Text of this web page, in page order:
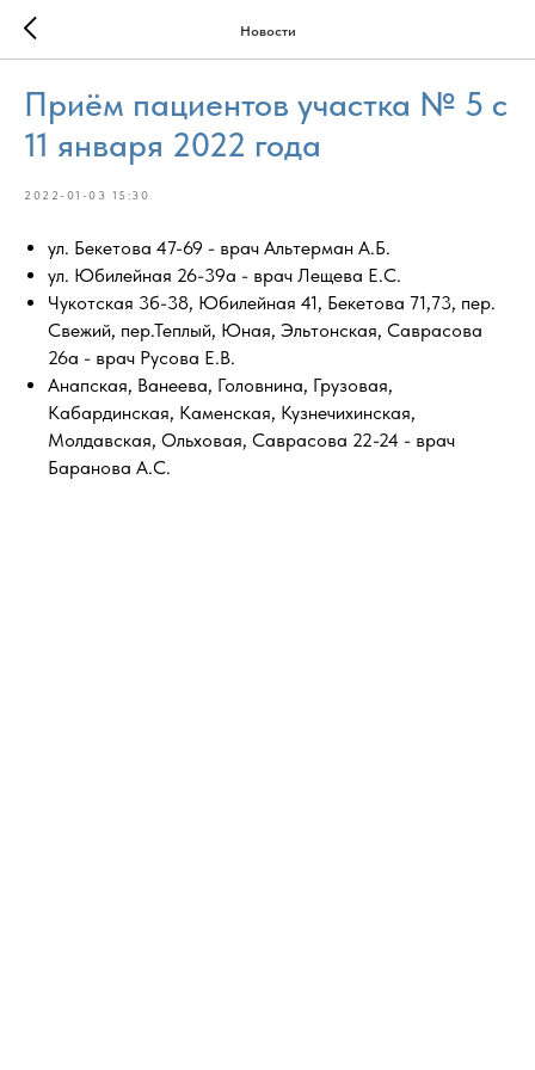
Новости
Приём пациентов участка № 5 с
11 января 2022 года
2022-01-03 15:30
ул. Бекетова 47-69 - врач Альтерман А.Б.
ул. Юбилейная 26-39а - врач Лещева Е.С.
Чукотская 3б-38, Юбилейная 41, Бекетова 71,73, пер.
Свежий, пер.Теплый, Юная, Эльтонская, Саврасова
26а - врач Русова Е.В.
Анапская, Ванеева, Головнина, Грузовая,
Кабардинская, Каменская, Кузнечихинская,
Молдавская, Ольховая, Саврасова 22-24 - врач
Баранова А.С.